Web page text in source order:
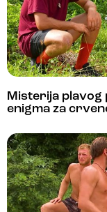
Misterija plavog
enigma za